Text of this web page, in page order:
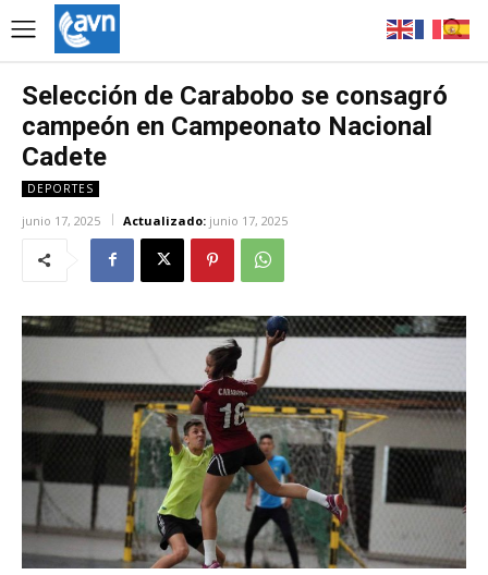
Selección de Carabobo se consagró
campeón en Campeonato Nacional
Cadete
DEPORTES
junio 17, 2025 Actualizado: junio 17, 2025